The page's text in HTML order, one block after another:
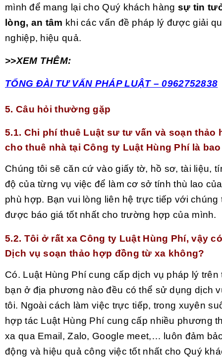
mình để mang lại cho Quý khách hàng sự tin
lòng, an tâm khi các vấn đề pháp lý được giải
nghiệp, hiệu quả.
>>XEM THÊM:
TỔNG ĐÀI TƯ VẤN PHÁP LUẬT – 0962752838
5. Câu hỏi thường gặp
5.1. Chi phí thuê Luật sư tư vấn và soạn thảo
cho thuê nhà tại Công ty Luật Hùng Phí là
Chúng tôi sẽ căn cứ vào giấy tờ, hồ sơ, tài liệu,
độ của từng vụ việc để làm cơ sở tính thù lao
phù hợp. Bạn vui lòng liên hệ trực tiếp với chúng
được báo giá tốt nhất cho trường hợp của mình.
5.2. Tôi ở rất xa Công ty Luật Hùng Phí, vậy
Dịch vụ soạn thảo hợp đồng từ xa không?
Có. Luật Hùng Phí cung cấp dịch vụ pháp lý trên
bạn ở địa phương nào đều có thể sử dụng dịch
tôi. Ngoài cách làm việc trực tiếp, trong xuyên
hợp tác Luật Hùng Phí cung cấp nhiều phương
xa qua Email, Zalo, Google meet,… luôn đảm
động và hiệu quả công việc tốt nhất cho Quý